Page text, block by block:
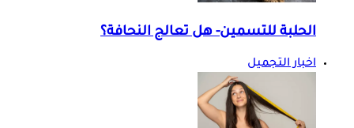
الحلبة للتسمين- هل تعالج النحافة؟
اخبار التجميل